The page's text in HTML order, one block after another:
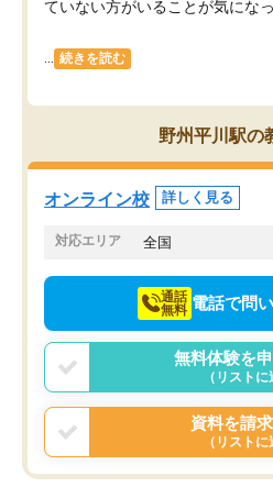
ていない方がいることが気にな
続きを読む
野州平川駅の
オンライン校 詳しく見る
対応エリア 全国
通話
無料 電話で問
無料体験を
（リストに
資料を請
（リストに